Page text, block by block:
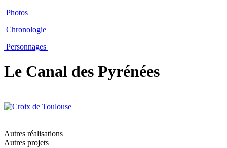
Photos
Chronologie
Personnages
Le Canal des Pyrénées
Autres réalisations
Autres projets